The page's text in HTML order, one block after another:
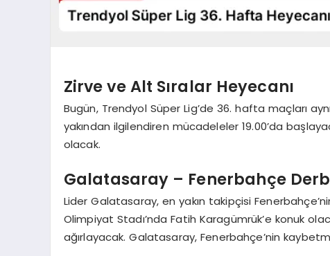
Zirve ve Alt Sıralar Heyecanı
Bugün, Trendyol Süper Lig’de 36. hafta maçları
yakından ilgilendiren mücadeleler 19.00’da
olacak.
Galatasaray – Fenerbahçe
Lider Galatasaray, en yakın takipçisi
Olimpiyat Stadı’nda Fatih Karagümrük’e konuk
ağırlayacak. Galatasaray, Fenerbahçe’nin